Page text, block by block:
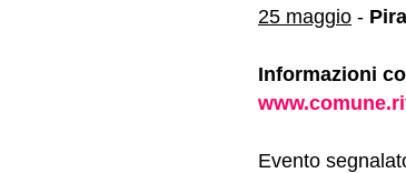
25 maggio -
Informazioni
Evento